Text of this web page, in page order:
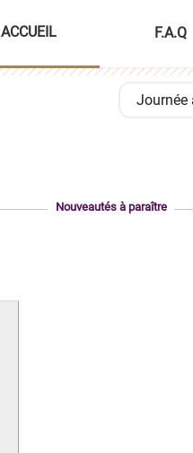
ACCUEIL F.A.Q
Journée
Nouveautés à paraître